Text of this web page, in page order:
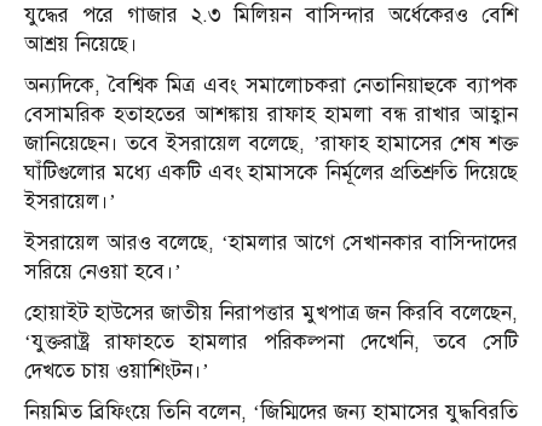
যুদ্ধের পরে গাজার ২.৩ মিলিয়ন বাসিন্দার অর্ধেকেরও বেশি
আশ্রয় নিয়েছে।
অন্যদিকে, বৈশ্বিক মিত্র এবং সমালোচকরা নেতানিয়াহুকে ব্যাপক
বেসামরিক হতাহতের আশঙ্কায় রাফাহ হামলা বন্ধ রাখার আহ্বান
জানিয়েছেন। তবে ইসরায়েল বলেছে, ’রাফাহ হামাসের শেষ শক্ত
ঘাঁটিগুলোর মধ্যে একটি এবং হামাসকে নির্মূলের প্রতিশ্রুতি দিয়েছে
ইসরায়েল।’
ইসরায়েল আরও বলেছে, ‘হামলার আগে সেখানকার বাসিন্দাদের
সরিয়ে নেওয়া হবে।’
হোয়াইট হাউসের জাতীয় নিরাপত্তার মুখপাত্র জন কিরবি বলেছেন,
‘যুক্তরাষ্ট্র রাফাহতে হামলার পরিকল্পনা দেখেনি, তবে সেটি
দেখতে চায় ওয়াশিংটন।’
নিয়মিত ব্রিফিংয়ে তিনি বলেন, ‘জিম্মিদের জন্য হামাসের যুদ্ধবিরতি